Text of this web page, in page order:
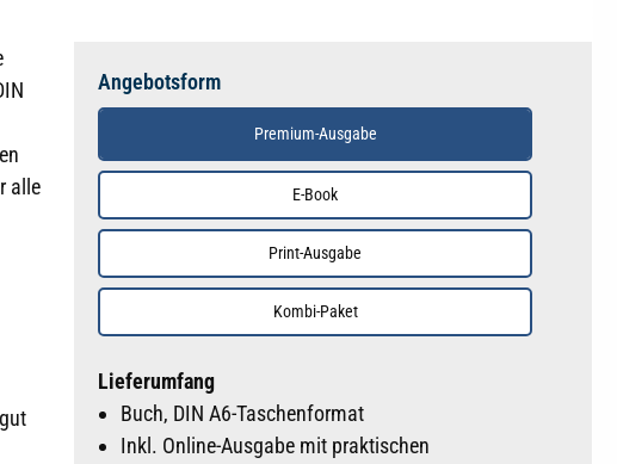
alle
Angebotsform
Premium-Ausgabe
E-Book
Print-Ausgabe
Kombi-Paket
Lieferumfang
Buch, DIN A6-Taschenformat
Inkl. Online-Ausgabe mit praktischen